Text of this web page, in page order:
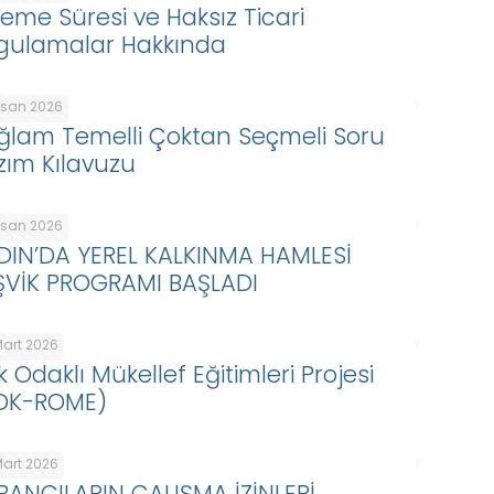
Süresi ve Haksız Ticari
Hakkında
2026
Temelli Çoktan Seçmeli Soru
Kılavuzu
2026
YEREL KALKINMA HAMLESİ
PROGRAMI BAŞLADI
2026
Odaklı Mükellef Eğitimleri Projesi
ROME)
2026